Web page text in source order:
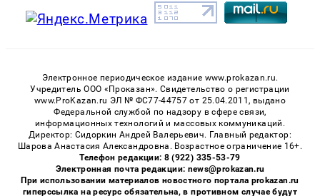
Электронное периодическое издание www.prokazan.ru.
Учредитель ООО «Проказан». Cвидетельство о регистрации
www.ProKazan.ru ЭЛ № ФС77-44757 от 25.04.2011, выдано
Федеральной службой по надзору в сфере связи,
информационных технологий и массовых коммуникаций.
Директор: Сидоркин Андрей Валерьевич. Главный редактор:
Шарова Анастасия Александровна. Возрастное ограничение 16+.
Телефон редакции: 8 (922) 335-53-79
Электронная почта редакции: news@prokazan.ru
При использовании материалов новостного портала prokazan.ru
гиперссылка на ресурс обязательна, в противном случае будут